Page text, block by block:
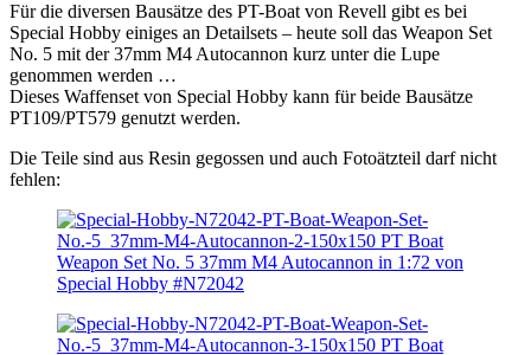
Für die diversen Bausätze des PT-Boat von Revell gibt es bei
Special Hobby einiges an Detailsets – heute soll das Weapon Set
No. 5 mit der 37mm M4 Autocannon kurz unter die Lupe
genommen werden …
Dieses Waffenset von Special Hobby kann für beide Bausätze
PT109/PT579 genutzt werden.
Die Teile sind aus Resin gegossen und auch Fotoätzteil darf nicht
fehlen: